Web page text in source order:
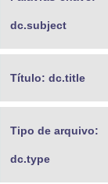
dc.subject
Título: dc.title
Tipo de arquivo:
dc.type